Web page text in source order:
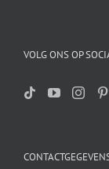
VOLG ONS OP